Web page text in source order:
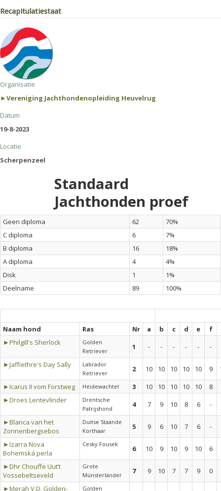
Recapitulatiestaat
Organisatie
►Vereniging Jachthondenopleiding Heuvelrug
Datum
19-8-2023
Locatie
Scherpenzeel
Standaard
Jachthonden proef
Geen diploma 62
70%
C diploma
6
7%
B diploma
16
18%
A diploma
4
4%
Disk
1
1%
Deelname
89 100%
Naam hond Ras Nr a b c d e f
►Philgill's Sherlock
Golden
Retriever
1 - - - - -
-
►Jaffiethre's Day Sally
Labrador
Retriever
2 10 10 10 10 10 9
►Icarus II vom Forstweg
Heidewachtel 3 10 10 10 10 10
8
►Droes Lentevlinder
Drentsche
Patrijshond
4 7 9 10 8 6
-
►Blanca van het
Zonnenbergsebos
Duitse Staande
Korthaar
5 9 6 10 7 6
-
►Izarra Nova
Bohemská perla
Cesky Fousek
6 10 9 10 9 10
6
►Dhr Chouffe Uut’t
Vossebeltseveld
Grote
Münsterländer
7 9 10 7 7 9
0
►Merah V.D. Golden-
Golden